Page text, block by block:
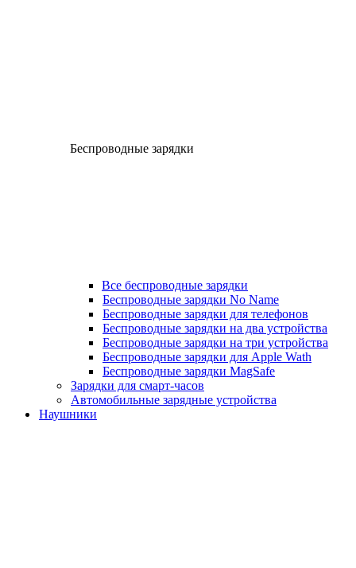
Беспроводные зарядки
Все беспроводные зарядки
Беспроводные зарядки No Name
Беспроводные зарядки для телефонов
Беспроводные зарядки на два устройства
Беспроводные зарядки на три устройства
Беспроводные зарядки для Apple Wath
Беспроводные зарядки MagSafe
Зарядки для смарт-часов
Автомобильные зарядные устройства
Наушники